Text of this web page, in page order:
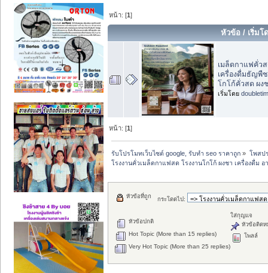
หน้า: [1]
หัวข้อ / เริ่มโ
เมล็ดกาแฟคั่ว
เครื่องดื่มธัญพื
โกโก้คั่วสด ผง
เริ่มโดย
หน้า: [1]
รับโปรโมทเว็บไซต์ google, รับทำ seo ราคาถูก » โพสป
โรงงานคั่วเมล็ดกาแฟสด โรงงานโกโก้ ผงชา เครื่องดื่ม
กระโดดไป:
หัวข้อปกติ
Hot Topic (More than 15 replies)
Very Hot Topic (More than 25 replies)
หัวข้อที่ถูก
ใส่กุญแจ
หัวข้อติดห
โพลล์